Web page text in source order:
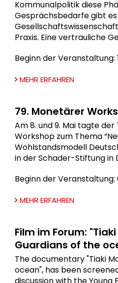
Kommunalpolitik diese
Gesprächsbedarfe gibt
Praxis. Eine vertrauliche
Beginn der Veranstaltung:
MEHR ERFAHREN
79. Monetärer
Am 8. und 9. Mai tagte
Workshop zum Thema
Wohlstandsmodell
in der Schader-Stiftung in
Beginn der Veranstaltung:
MEHR ERFAHREN
Film im Forum:
Guardians of the
The documentary "Tiaki
ocean", has been